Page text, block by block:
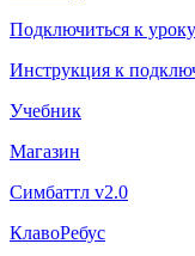
Подключиться к уроку
Инструкция к
Учебник
Магазин
Симбаттл v2.0
КлавоРебус